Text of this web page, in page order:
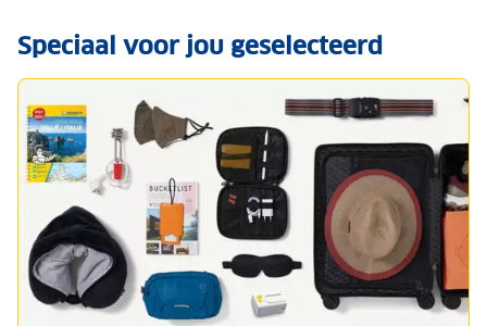
Speciaal voor jou geselecteerd